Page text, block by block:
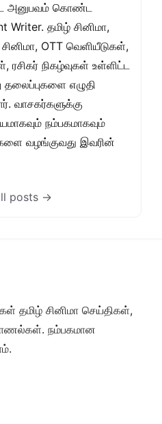
அனுபவம் கொண்ட
Writer. தமிழ் சினிமா,
OTT வெளியீடுகள்,
ரசிகர் நிகழ்வுகள் உள்ளிட்ட
தலைப்புகளை எழுதி
வாசகர்களுக்கு
நம்பகமாகவும்
வழங்குவது இவரின்
posts →
தமிழ் சினிமா செய்திகள்,
நம்பகமான